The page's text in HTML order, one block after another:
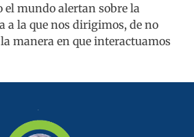
el mundo alertan sobre la
a la que nos dirigimos, de no
manera en que interactuamos